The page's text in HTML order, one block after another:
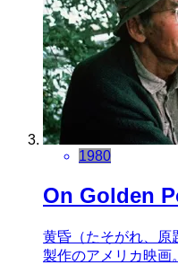
1980
On Golden
黄昏（たそがれ、原
製作のアメリカ映画